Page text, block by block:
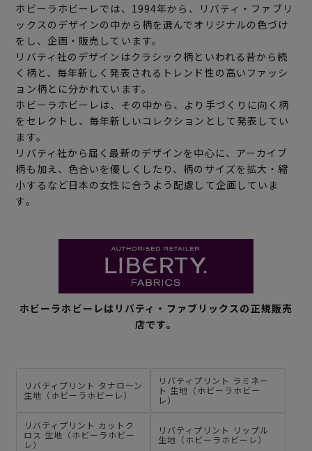
ホビーラホビーレでは、1994年から、リバティ・ファブリ
ックスのデザインの中から柄を選んでオリジナルの色づけ
をし、企画・販売しています。
リバティ社のデザインはクラシック柄といわれる昔から続
く柄と、毎年新しく発表されるトレンド性の高いファッシ
ョン柄とに分かれています。
ホビーラホビーレは、その中から、より手づくりに向く柄
をセレクトし、毎年新しいコレクションとして発表してい
ます。
リバティ社から届く最新のデザインを中心に、アーカイブ
柄も加え、色合いを優しくしたり、柄のサイズを拡大・縮
小するなど日本の女性に合うよう配慮して企画していま
す。
ホビーラホビーレはリバティ・ファブリックスの正規販売
店です。
リバティプリント タナローン
生地（ホビーラホビーレ）
リバティプリント ラミネー
ト 生地（ホビーラホビー
レ）
リバティプリント カットク
ロス 生地（ホビーラホビー
レ）
リバティプリント リップル
生地（ホビーラホビーレ）